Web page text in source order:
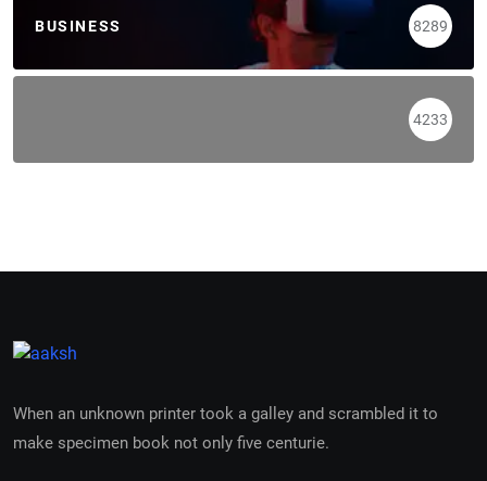
BUSINESS 8289
4233
When an unknown printer took a galley and scrambled it to
make specimen book not only five centurie.